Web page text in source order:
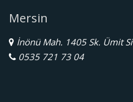
Mersin
İnönü Mah. 1405 Sk. Ümit
0535 721 73 04